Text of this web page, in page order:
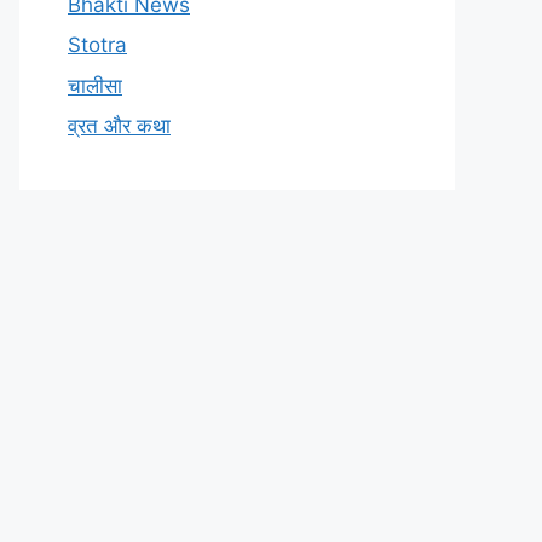
Stotra
चालीसा
व्रत और कथा